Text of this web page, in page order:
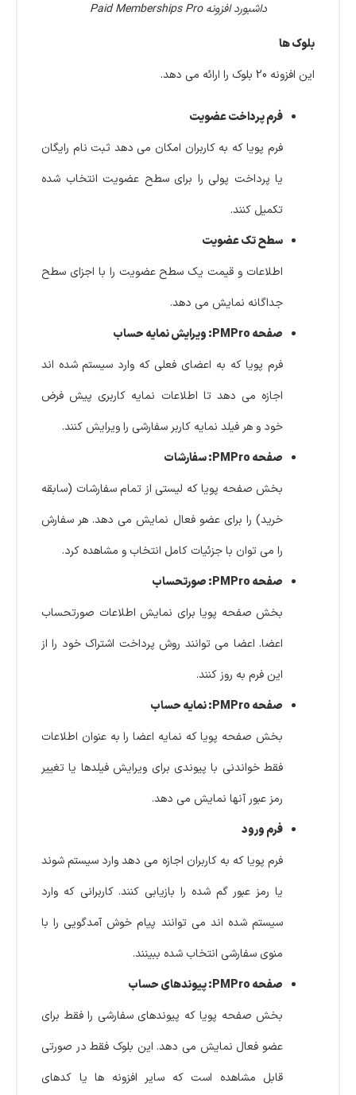
داشبورد افزونه Paid Memberships Pro
بلوک ها
این افزونه 20 بلوک را ارائه می دهد.
فرم پرداخت عضویت
فرم پویا که به کاربران امکان می دهد ثبت نام رایگان
یا پرداخت پولی را برای سطح عضویت انتخاب شده
تکمیل کنند.
سطح تک عضویت
اطلاعات و قیمت یک سطح عضویت را با اجزای سطح
جداگانه نمایش می دهد.
صفحه PMPro: ویرایش نمایه حساب
فرم پویا که به اعضای فعلی که وارد سیستم شده اند
اجازه می دهد تا اطلاعات نمایه کاربری پیش فرض
خود و هر فیلد نمایه کاربر سفارشی را ویرایش کنند.
صفحه PMPro: سفارشات
بخش صفحه پویا که لیستی از تمام سفارشات (سابقه
خرید) را برای عضو فعال نمایش می دهد. هر سفارش
را می توان با جزئیات کامل انتخاب و مشاهده کرد.
صفحه PMPro: صورتحساب
بخش صفحه پویا برای نمایش اطلاعات صورتحساب
اعضا. اعضا می توانند روش پرداخت اشتراک خود را از
این فرم به روز کنند.
صفحه PMPro: نمایه حساب
بخش صفحه پویا که نمایه اعضا را به عنوان اطلاعات
فقط خواندنی با پیوندی برای ویرایش فیلدها یا تغییر
رمز عبور آنها نمایش می دهد.
فرم ورود
فرم پویا که به کاربران اجازه می دهد وارد سیستم شوند
یا رمز عبور گم شده را بازیابی کنند. کاربرانی که وارد
سیستم شده اند می توانند پیام خوش آمدگویی را با
منوی سفارشی انتخاب شده ببینند.
صفحه PMPro: پیوندهای حساب
بخش صفحه پویا که پیوندهای سفارشی را فقط برای
عضو فعال نمایش می دهد. این بلوک فقط در صورتی
قابل مشاهده است که سایر افزونه ها یا کدهای